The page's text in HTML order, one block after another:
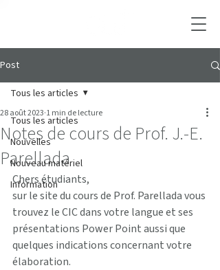
Post
Tous les articles
Nouvelles
Nouveau matériel
Information
Tous les articles
Notes de cours de Prof. J.-E.
Parellada
28 août 2023 1 min de lecture
Chers étudiants,
sur le site du cours de Prof. Parellada vous
trouvez le CIC dans votre langue et ses
présentations Power Point aussi que
quelques indications concernant votre
élaboration.